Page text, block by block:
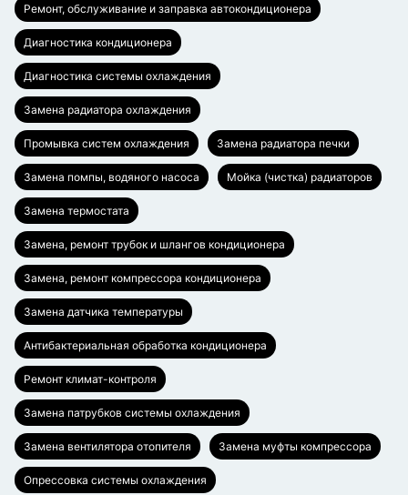
Ремонт, обслуживание и заправка автокондиционера
Диагностика кондиционера
Диагностика системы охлаждения
Замена радиатора охлаждения
Промывка систем охлаждения Замена радиатора печки
Замена помпы, водяного насоса Мойка (чистка) радиаторов
Замена термостата
Замена, ремонт трубок и шлангов кондиционера
Замена, ремонт компрессора кондиционера
Замена датчика температуры
Антибактериальная обработка кондиционера
Ремонт климат-контроля
Замена патрубков системы охлаждения
Замена вентилятора отопителя Замена муфты компрессора
Опрессовка системы охлаждения